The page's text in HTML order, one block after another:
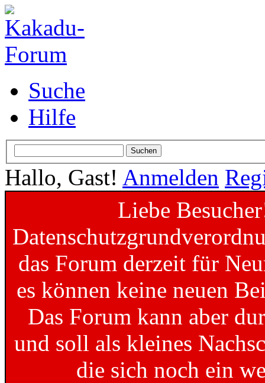
Suche
Hilfe
Hallo, Gast! Anmelden
Liebe
das Forum derzeit für
es können keine neuen
Das Forum kann aber
und soll als kleines
die sich noch ein